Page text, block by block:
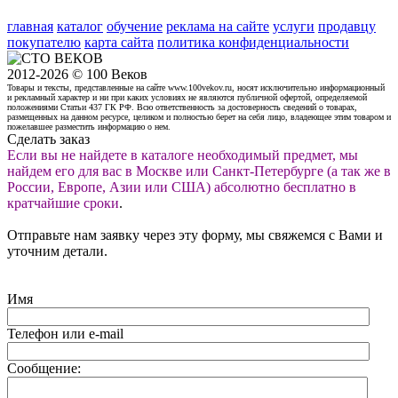
главная каталог обучение реклама на сайте услуги продавцу
покупателю карта сайта политика конфиденциальности
2012-2026 © 100 Веков
Товары и тексты, представленные на сайте www.100vekov.ru, носят исключительно информационный
и рекламный характер и ни при каких условиях не являются публичной офертой, определяемой
положениями Статьи 437 ГК РФ. Всю ответственность за достоверность сведений о товарах,
размещенных на данном ресурсе, целиком и полностью берет на себя лицо, владеющее этим товаром и
пожелавшее разместить информацию о нем.
Сделать заказ
Если вы не найдете в каталоге необходимый предмет, мы
найдем его для вас в Москве или Санкт-Петербурге (а так же в
России, Европе, Азии или США) абсолютно бесплатно в
кратчайшие сроки.
Отправьте нам заявку через эту форму, мы свяжемся с Вами и
уточним детали.
Имя
Телефон или e-mail
Сообщение: